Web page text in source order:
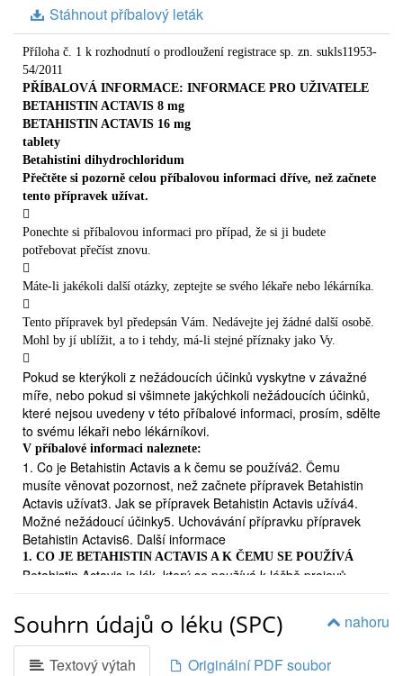
Stáhnout příbalový leták
Příloha č. 1 k rozhodnutí o prodloužení registrace sp. zn. sukls11953-
54/2011
PŘÍBALOVÁ INFORMACE: INFORMACE PRO UŽIVATELE
BETAHISTIN ACTAVIS 8 mg
BETAHISTIN ACTAVIS 16 mg
tablety
Betahistini dihydrochloridum
Přečtěte si pozorně celou příbalovou informaci dříve, než začnete
tento přípravek užívat.

Ponechte si příbalovou informaci pro případ, že si ji budete
potřebovat přečíst znovu.

Máte-li jakékoli další otázky, zeptejte se svého lékaře nebo lékárníka.

Tento přípravek byl předepsán Vám. Nedávejte jej žádné další osobě.
Mohl by jí ublížit, a to i tehdy, má-li stejné příznaky jako Vy.

Pokud se kterýkoli z nežádoucích účinků vyskytne v závažné
míře, nebo pokud si všimnete jakýchkoli nežádoucích účinků,
které nejsou uvedeny v této příbalové informaci, prosím, sdělte
to svému lékaři nebo lékárníkovi.
V příbalové informaci naleznete:
1. Co je Betahistin Actavis a k čemu se používá2. Čemu
musíte věnovat pozornost, než začnete přípravek Betahistin
Actavis užívat3. Jak se přípravek Betahistin Actavis užívá4.
Možné nežádoucí účinky5. Uchovávání přípravku přípravek
Betahistin Actavis6. Další informace
1. CO JE BETAHISTIN ACTAVIS A K ČEMU SE POUŽÍVÁ
Betahistin Actavis je lék, který se používá k léčbě projevů
ztráta sluchu a nucení na zvracení.
2. ČEMU MUSÍTE VĚNOVAT POZORNOST, NEŽ ZAČNETE
PŘÍPRAVEK BETAHISTIN ACTAVIS UŽÍVAT
Neužívejte přípravek Betahistin Actavis
nahoru
Souhrn údajů o léku (SPC)
Textový výtah
Originální PDF soubor